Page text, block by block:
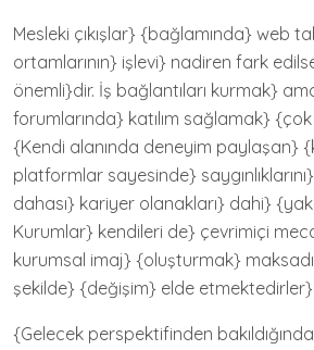
Mesleki çıkışlar} {bağlamında} web
ortamlarının} işlevi} nadiren fark
önemli}dir. İş bağlantıları kurmak}
forumlarında} katılım sağlamak}
{Kendi alanında deneyim paylaşan}
platformlar sayesinde}
dahası} kariyer olanakları} dahi}
Kurumlar} kendileri de} çevrimiçi
kurumsal imaj} {oluşturmak}
şekilde} {değişim} elde etmektedirler}.
{Gelecek perspektifinden